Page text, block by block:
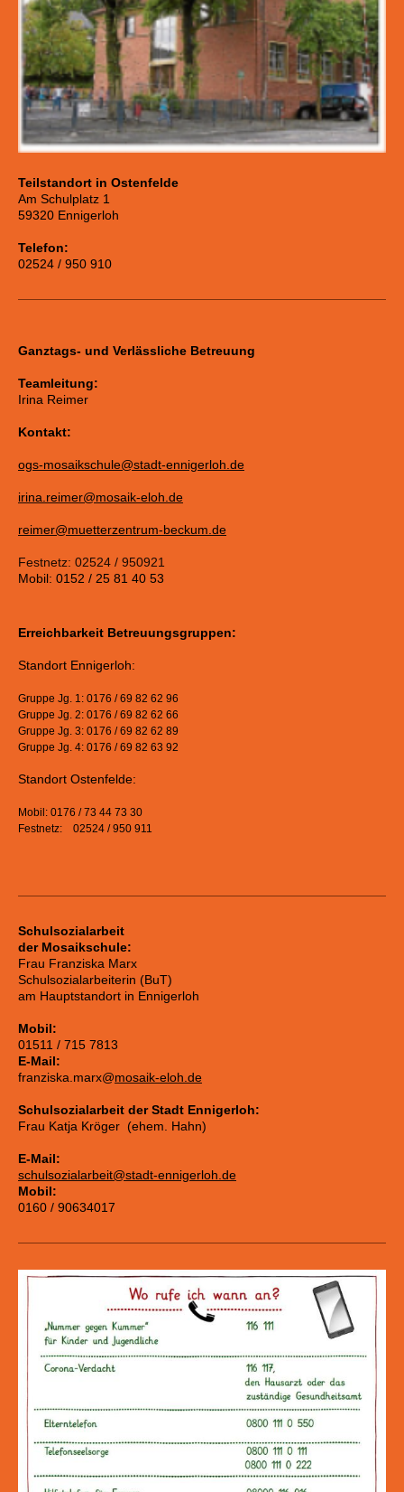
Teilstandort in Ostenfelde
Am Schulplatz 1
59320 Ennigerloh
Telefon:
02524 / 950 910
Ganztags- und Verlässliche Betreuung
Teamleitung:
Irina Reimer
Kontakt:
ogs-mosaikschule@stadt-ennigerloh.de
irina.reimer@mosaik-eloh.de
reimer@muetterzentrum-beckum.de
Festnetz: 02524 / 950921
Mobil: 0152 / 25 81 40 53
Erreichbarkeit Betreuungsgruppen:
Standort Ennigerloh:
Gruppe Jg. 1: 0176 / 69 82 62 96
Gruppe Jg. 2: 0176 / 69 82 62 66
Gruppe Jg. 3: 0176 / 69 82 62 89
Gruppe Jg. 4: 0176 / 69 82 63 92
Standort Ostenfelde:
Mobil: 0176 / 73 44 73 30
Festnetz: 02524 / 950 911
Schulsozialarbeit
der Mosaikschule:
Frau Franziska Marx
Schulsozialarbeiterin (BuT)
am Hauptstandort in Ennigerloh
Mobil:
01511 / 715 7813
E-Mail:
franziska.marx@mosaik-eloh.de
Schulsozialarbeit der Stadt Ennigerloh:
Frau Katja Kröger (ehem. Hahn)
E-Mail:
schulsozialarbeit@stadt-ennigerloh.de
Mobil:
0160 / 90634017